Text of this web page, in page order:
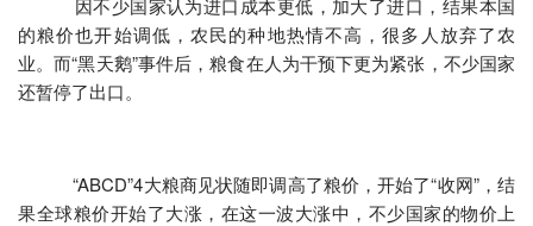
的粮价也开始调低，农民的种地热情不高，很多人放弃了农
业。而“黑天鹅”事件后，粮食在人为干预下更为紧张，不少国家
还暂停了出口。
“ABCD”4大粮商见状随即调高了粮价，开始了“收网”，结
果全球粮价开始了大涨，在这一波大涨中，不少国家的物价上